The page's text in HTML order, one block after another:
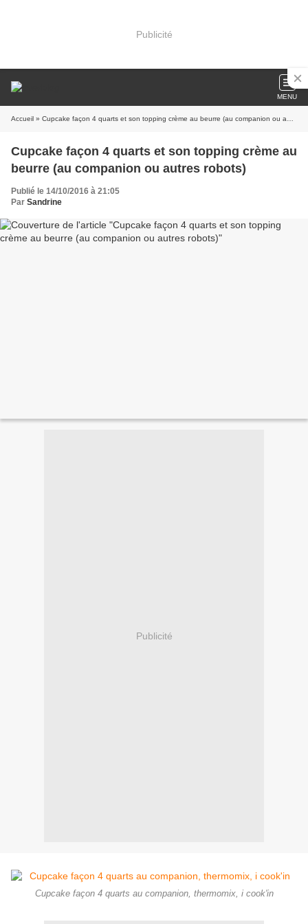
Publicité
MENU
Accueil » Cupcake façon 4 quarts et son topping crème au beurre (au companion ou autres robots)
Cupcake façon 4 quarts et son topping crème au
beurre (au companion ou autres robots)
Publié le 14/10/2016 à 21:05
Par Sandrine
Publicité
Cupcake façon 4 quarts au companion, thermomix, i cook'in